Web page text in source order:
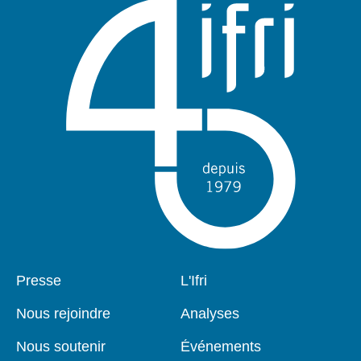
Pied
Presse
Nous rejoindre
Nous soutenir
Navigation
L'Ifri
Analyses
Événements